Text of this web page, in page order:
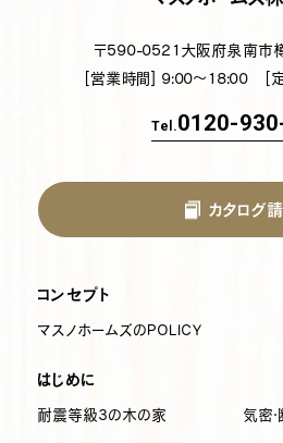
〒590-0521 大阪府泉南市
[営業時間] 9:00～18:00 [
Tel.0120-
カタログ
コンセプト
マスノホームズのPOLICY
はじめに
耐震等級3の木の家 気密